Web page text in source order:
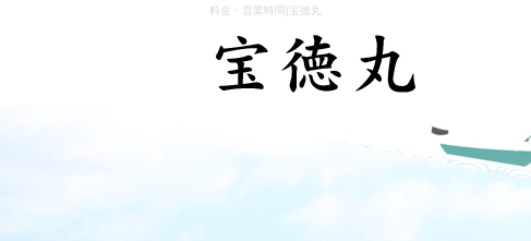
料金・営業時間|宝徳丸